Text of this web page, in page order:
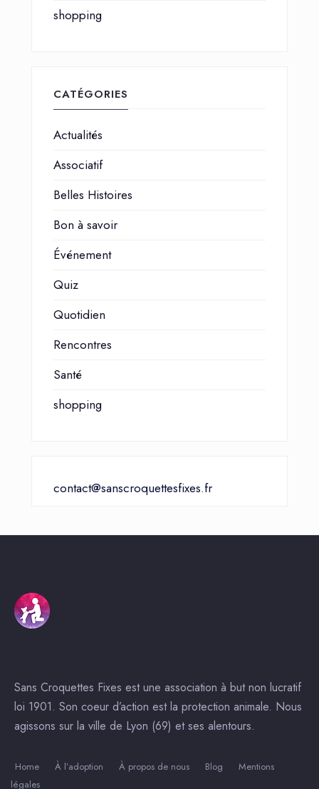
shopping
CATÉGORIES
Actualités
Associatif
Belles Histoires
Bon à savoir
Événement
Quiz
Quotidien
Rencontres
Santé
shopping
contact@sanscroquettesfixes.fr
Sans Croquettes Fixes est une association à but non lucratif
loi 1901. Son coeur d’action est la protection animale. Nous
agissons sur la ville de Lyon (69) et ses alentours.
Home À l’adoption À propos de nous Blog
Mentions
légales